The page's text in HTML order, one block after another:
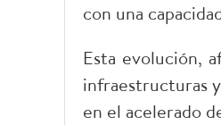
con una
Esta evolución,
infraestructuras
en el acelerado